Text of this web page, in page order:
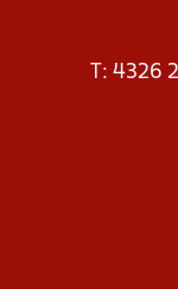
T: 4326